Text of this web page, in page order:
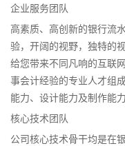
企业服务团队
高素质、高创新的银行流
验，开阔的视野，独特的
给您带来不同凡响的互联
事会计经验的专业人才组
能力、设计能力及制作能力
核心技术团队
公司核心技术骨干均是在